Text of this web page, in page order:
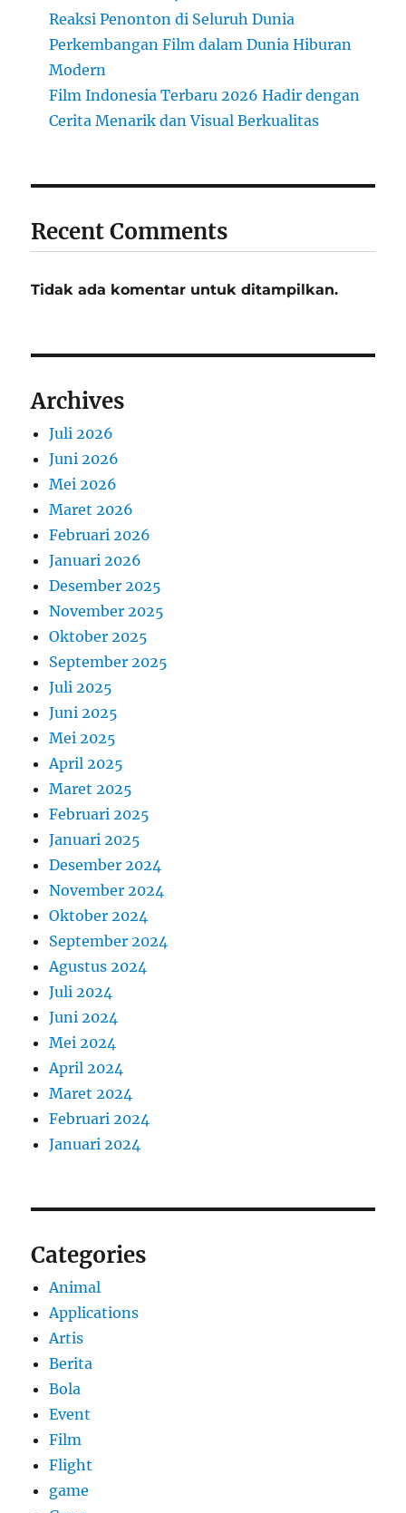
Reaksi Penonton di Seluruh Dunia
Perkembangan Film dalam Dunia Hiburan
Modern
Film Indonesia Terbaru 2026 Hadir dengan
Cerita Menarik dan Visual Berkualitas
Recent Comments
Tidak ada komentar untuk ditampilkan.
Archives
Juli 2026
Juni 2026
Mei 2026
Maret 2026
Februari 2026
Januari 2026
Desember 2025
November 2025
Oktober 2025
September 2025
Juli 2025
Juni 2025
Mei 2025
April 2025
Maret 2025
Februari 2025
Januari 2025
Desember 2024
November 2024
Oktober 2024
September 2024
Agustus 2024
Juli 2024
Juni 2024
Mei 2024
April 2024
Maret 2024
Februari 2024
Januari 2024
Categories
Animal
Applications
Artis
Berita
Bola
Event
Film
Flight
game